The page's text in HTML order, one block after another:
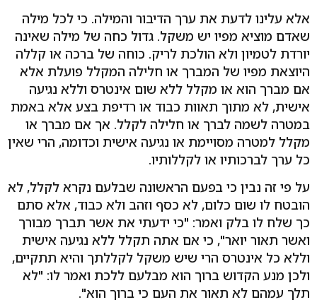
אלא עלינו לדעת את ערך הדיבור והמילה. כי לכל מילה
שאדם מוציא מפיו יש משקל. גדול כחה של מילה שאינה
יורדת לטמיון ולא הולכת לריק. כוחה של ברכה או קללה
היוצאת מפיו של המברך או חלילה המקלל פועלת אלא
אם מברך הוא או מקלל ללא שום אינטרס וללא נגיעה
אישית, לא מתוך תאוות כבוד או רדיפת בצע אלא באמת
במטרה לשמה לברך או חלילה לקלל. אך אם מברך או
מקלל למטרה מסויימת או נגיעה אישית וכדומה, הרי שאין
כל ערך לברכותיו או לקללותיו.
על פי זה נבין כי בפעם הראשונה שבלעם נקרא לקלל, לא
הובטח לו שום כלום, לא כסף וזהב ולא כבוד, אלא סתם
כך שלח לו בלק ואמר: "כי ידעתי את אשר תברך מבורך
ואשר תאור יואר", כי אם אתה תקלל ללא נגיעה אישית
וללא כל אינטרס הרי שיש משקל לקללתך והיא תתקיים,
ולכן מנע הקדוש ברוך הוא מבלעם ללכת ואמר לו: "לא
תלך עמהם לא תאור את העם כי ברוך הוא".